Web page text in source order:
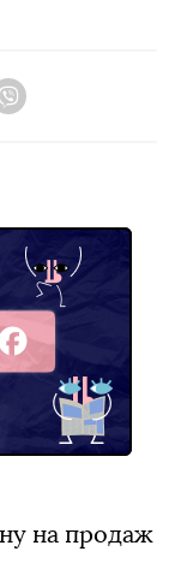
на продаж